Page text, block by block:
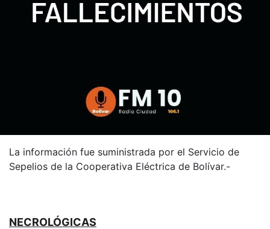
La información fue suministrada por el Servicio de
Sepelios de la Cooperativa Eléctrica de Bolívar.-
NECROLÓGICAS